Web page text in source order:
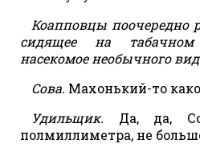
Коапповцы поочередно
сидящее на
насекомое необычного
Сова. Махонький-то
Удильщик. Да, да,
полмиллиметра, не